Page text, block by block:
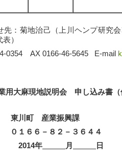
先：菊地治己（上川ヘンプ研究
）
0354 AX 0166-46-5645 E-mail
用大麻現地説明会 申し込み書
東川町 産業振興課
１６６－８２－３
2014年
月 日